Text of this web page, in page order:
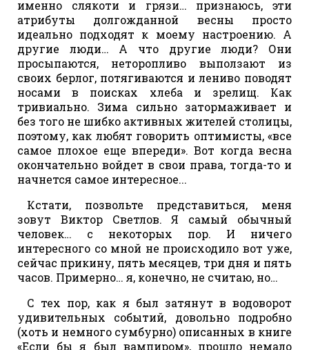
именно слякоти и грязи… признаюсь, эти
атрибуты долгожданной весны просто
идеально подходят к моему настроению. А
другие люди… А что другие люди? Они
просыпаются, неторопливо выползают из
своих берлог, потягиваются и лениво поводят
носами в поисках хлеба и зрелищ. Как
тривиально. Зима сильно затормаживает и
без того не шибко активных жителей столицы,
поэтому, как любят говорить оптимисты, «все
самое плохое еще впереди». Вот когда весна
окончательно войдет в свои права, тогда-то и
начнется самое интересное...
Кстати, позвольте представиться, меня
зовут Виктор Светлов. Я самый обычный
человек… с некоторых пор. И ничего
интересного со мной не происходило вот уже,
сейчас прикину, пять месяцев, три дня и пять
часов. Примерно… я, конечно, не считаю, но…
С тех пор, как я был затянут в водоворот
удивительных событий, довольно подробно
(хоть и немного сумбурно) описанных в книге
«Если бы я был вампиром», прошло немало